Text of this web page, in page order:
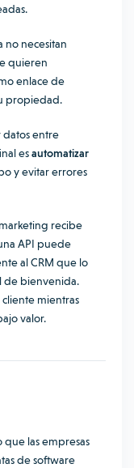
no necesitan
quieren
enlace de
propiedad.
datos entre
esautomatizar
y evitar errores
recibe
API puede
al CRM que lo
de bienvenida.
cliente mientras
valor.
las empresas
de software